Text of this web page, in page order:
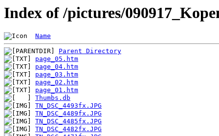
Index of /pictures/
Name
Parent Directory
page_05.htm
page_04.htm
page_03.htm
page_02.htm
page_01.htm
Thumbs.db
TN_DSC_4493fx.JPG
TN_DSC_4489fx.JPG
TN_DSC_4485fx.JPG
TN_DSC_4482fx.JPG